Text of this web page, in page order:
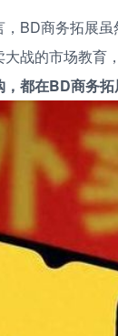
BD商务拓展虽
战的市场教育，
都在BD商务拓